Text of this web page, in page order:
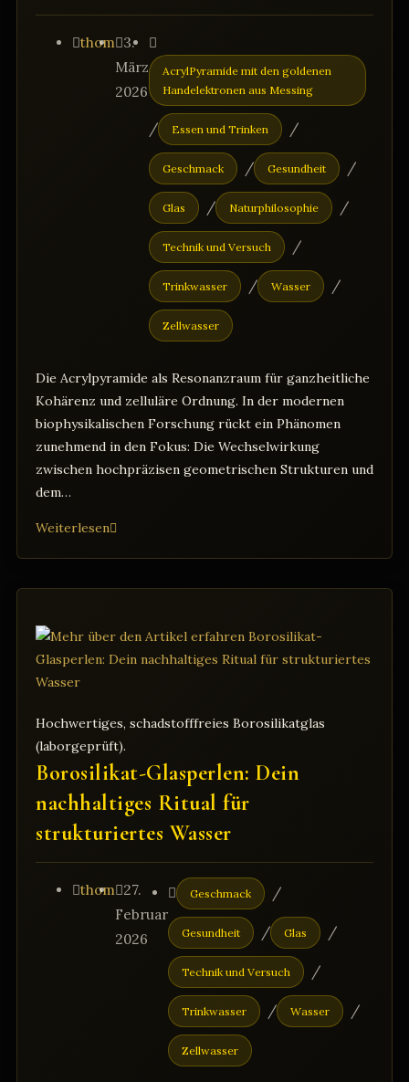
Beitrags-
thomBeitrag
veröffentlicht:
3.
März
2026
Beitrags-
Kategorie:
AcrylPyramide mit den goldenen
Handelektronen aus Messing
/ Essen und Trinken /
Geschmack / Gesundheit /
Glas / Naturphilosophie /
Technik und Versuch /
Trinkwasser / Wasser /
Zellwasser
Die Acrylpyramide als Resonanzraum für ganzheitliche
Kohärenz und zelluläre Ordnung. In der modernen
biophysikalischen Forschung rückt ein Phänomen
zunehmend in den Fokus: Die Wechselwirkung
zwischen hochpräzisen geometrischen Strukturen und
dem…
WeiterlesenDie
und
Frequenz
Hochwertiges, schadstofffreies Borosilikatglas
(laborgeprüft).
Borosilikat-Glasperlen: Dein
nachhaltiges Ritual für
strukturiertes Wasser
Beitrags-
thomBeitrag
veröffentlicht:
27.
Februar
2026
Beitrags-
Kategorie:
Geschmack /
Gesundheit / Glas /
Technik und Versuch /
Trinkwasser / Wasser /
Zellwasser